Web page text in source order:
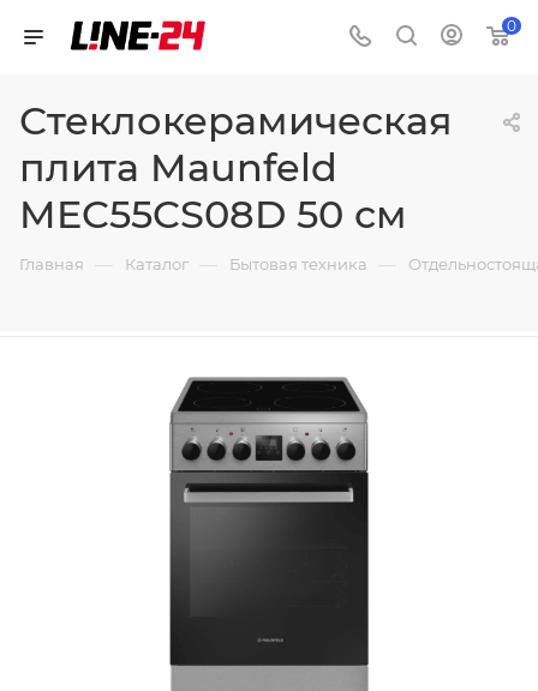
0
Стеклокерамическая
плита Maunfeld
MEC55CS08D 50 см
Главная — Каталог — Бытовая техника —